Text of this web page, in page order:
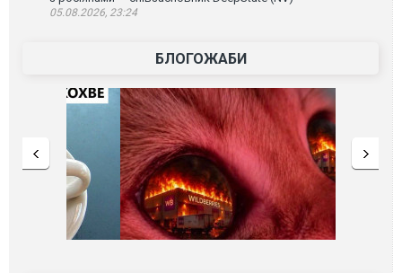
05.08.2026, 23:24
БЛОГОЖАБИ